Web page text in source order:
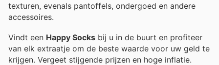
texturen, evenals pantoffels, ondergoed en andere
accessoires.
Vindt een Happy Socks bij u in de buurt en profiteer
van elk extraatje om de beste waarde voor uw geld te
krijgen. Vergeet stijgende prijzen en hoge inflatie.